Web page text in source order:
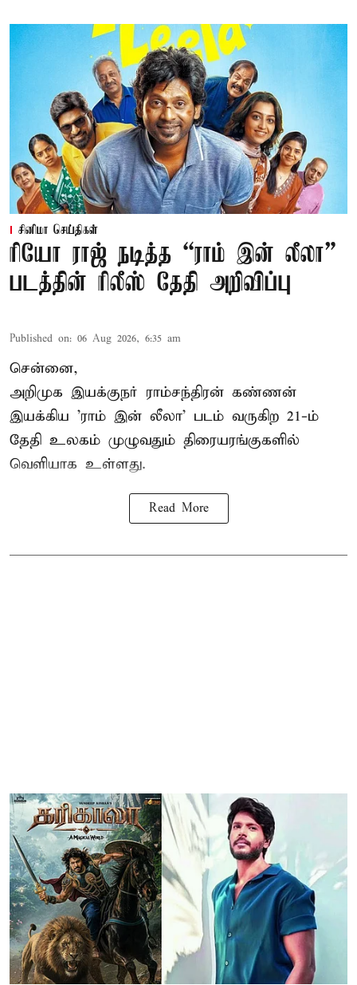
சினிமா செய்திகள்
ரியோ ராஜ் நடித்த “ராம் இன் லீலா”
படத்தின் ரிலீஸ் தேதி அறிவிப்பு
Published on: 06 Aug 2026, 6:35 am
சென்னை,
அறிமுக இயக்குநர் ராம்சந்திரன் கண்ணன்
இயக்கிய 'ராம் இன் லீலா' படம் வருகிற 21-ம்
தேதி உலகம் முழுவதும் திரையரங்குகளில்
வெளியாக உள்ளது.
Read More